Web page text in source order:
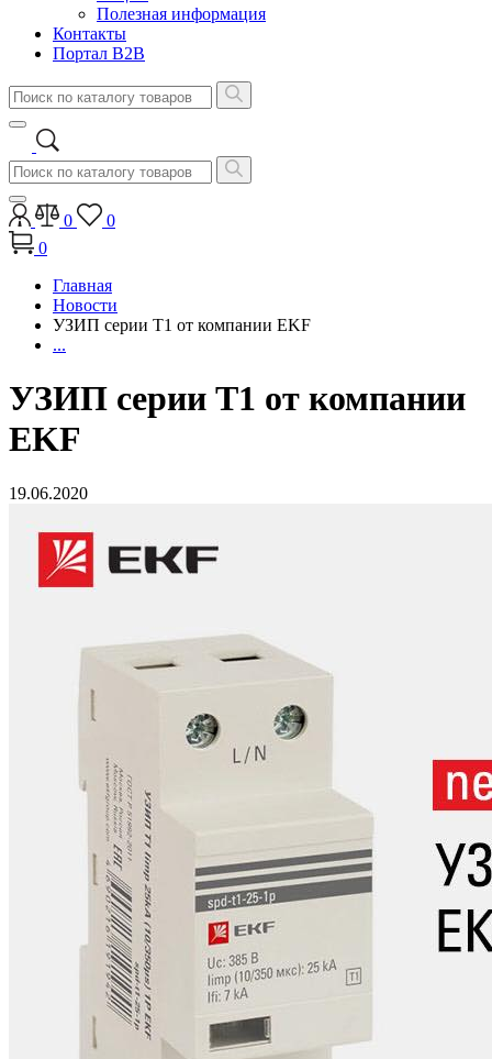
Полезная информация
Контакты
Портал B2B
0
0
0
Главная
Новости
УЗИП серии T1 от компании EKF
...
УЗИП серии T1 от компании
EKF
19.06.2020